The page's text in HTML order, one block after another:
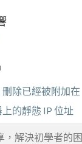
刪除已經被附加在
的靜態 IP 位址
，解決初學者的困